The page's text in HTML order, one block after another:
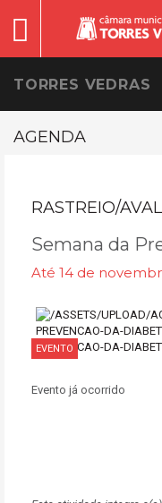
TORRES VEDRAS
AGENDA
RASTREIO/
Semana da
Até 14 de
EVENTO
Evento já ocorrido